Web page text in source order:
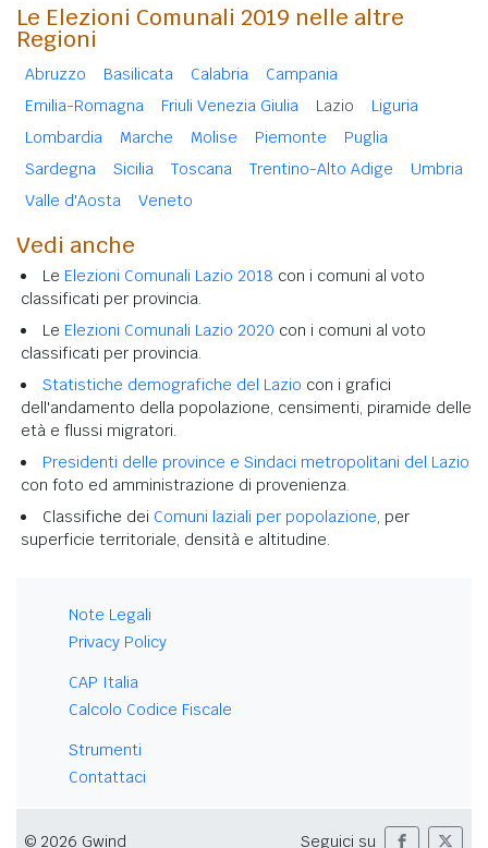
Le Elezioni Comunali 2019 nelle altre
Regioni
Abruzzo Basilicata Calabria
Campania
Emilia-Romagna
Friuli Venezia Giulia Lazio
Liguria
Lombardia
Marche Molise Piemonte
Puglia
Sardegna
Sicilia Toscana Trentino-Alto Adige
Umbria
Valle d'Aosta
Veneto
Vedi anche
Le Elezioni Comunali Lazio 2018 con i comuni al voto
classificati per provincia.
Le Elezioni Comunali Lazio 2020 con i comuni al voto
classificati per provincia.
Statistiche demografiche del Lazio con i grafici
dell'andamento della popolazione, censimenti, piramide delle
età e flussi migratori.
Presidenti delle province e Sindaci metropolitani del Lazio
con foto ed amministrazione di provenienza.
Classifiche dei Comuni laziali per popolazione, per
superficie territoriale, densità e altitudine.
Note Legali
Privacy Policy
CAP Italia
Calcolo Codice Fiscale
Strumenti
Contattaci
© 2026 Gwind Seguici su